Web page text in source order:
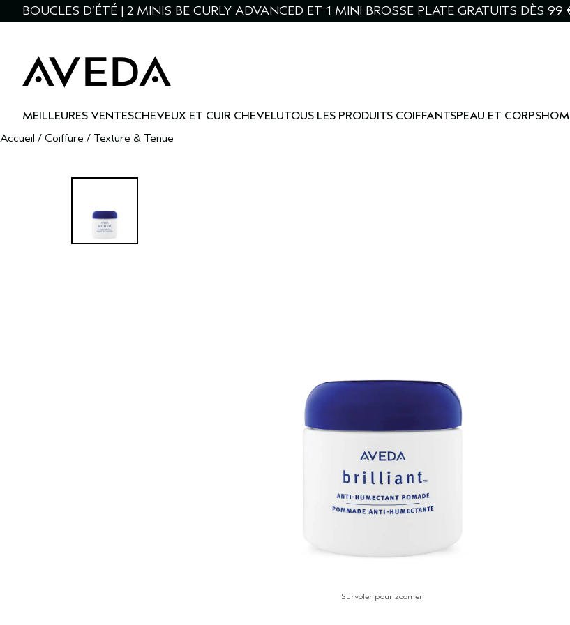
BOUCLES D’ÉTÉ | 2 MINIS BE CURLY ADVANCED ET 1 MINI BROSSE PLATE GRATUITS DÈS 99
MEILLEURES VENTESCHEVEUX ET CUIR CHEVELUTOUS LES PRODUITS COIFFANTSPEAU ET CORPS
Accueil / Coiffure / Texture & Tenue
Survoler pour zoomer